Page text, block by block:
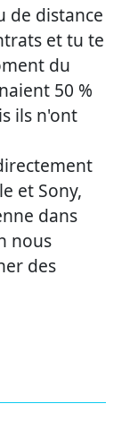
de distance
et tu te
du
50 %
ils n'ont
et Sony,
dans
nous
des